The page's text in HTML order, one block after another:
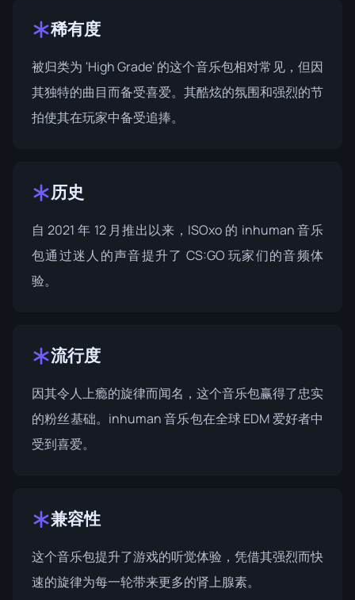
稀有度
被归类为 'High Grade' 的这个音乐包相对常见，但因
其独特的曲目而备受喜爱。其酷炫的氛围和强烈的节
拍使其在玩家中备受追捧。
历史
自 2021 年 12 月推出以来，ISOxo 的 inhuman 音乐
包通过迷人的声音提升了 CS:GO 玩家们的音频体
验。
流行度
因其令人上瘾的旋律而闻名，这个音乐包赢得了忠实
的粉丝基础。inhuman 音乐包在全球 EDM 爱好者中
受到喜爱。
兼容性
这个音乐包提升了游戏的听觉体验，凭借其强烈而快
速的旋律为每一轮带来更多的肾上腺素。